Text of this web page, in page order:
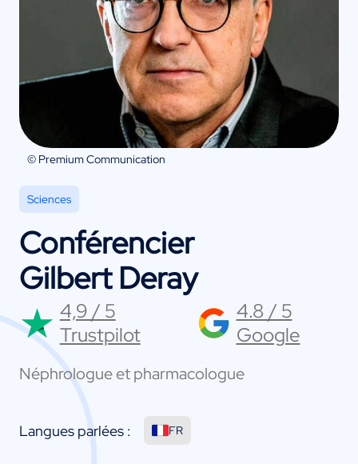
© Premium Communication
Sciences
Conférencier
Gilbert Deray
4,9 / 5
Trustpilot
4.8 / 5
Google
Néphrologue et pharmacologue
Langues parlées : FR